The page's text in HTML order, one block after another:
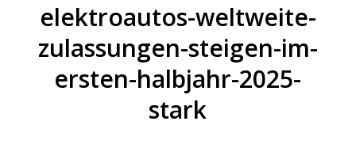
elektroautos-weltweite-
zulassungen-steigen-im-
ersten-halbjahr-2025-
stark